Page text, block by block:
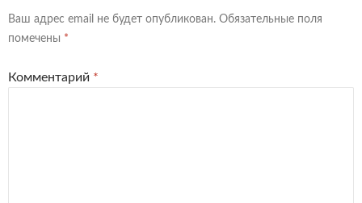
Ваш адрес email не будет опубликован. Обязательные поля
помечены *
Комментарий *